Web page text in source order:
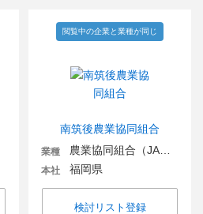
南筑後農業協同組合
閲覧中の企業と業種が同じ
業種
本社 福岡県
検討リスト登録